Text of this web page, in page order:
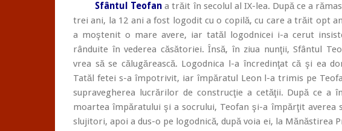
Sfântul Teofan a trăit în secolul al IX-lea. După ce a
trei ani, la 12 ani a fost logodit cu o copilă, cu care a trăit opt
a moştenit o mare avere, iar tatăl logodnicei i-a cerut
rânduite în vederea căsătoriei. Însă, în ziua nunţii, Sfântul
vrea să se călugărească. Logodnica l-a încredinţat că şi ea
Tatăl fetei s-a împotrivit, iar împăratul Leon l-a trimis pe
supravegherea lucrărilor de construcţie a cetăţii. După ce a
moartea împăratului şi a socrului, Teofan şi-a împărţit averea
slujitori, apoi a dus-o pe logodnică, după voia ei, la Mănăstirea